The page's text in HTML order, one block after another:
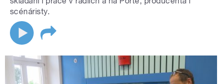
scénáristy.